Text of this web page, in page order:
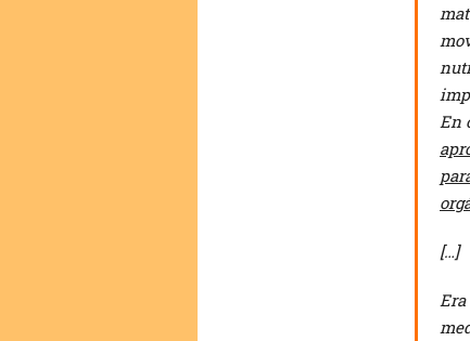
En
[…]